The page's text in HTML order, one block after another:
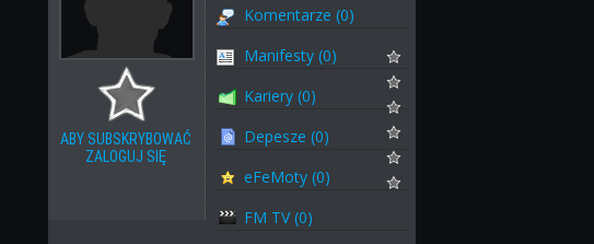
ABY SUBSKRYBOWAĆ
ZALOGUJ SIĘ
Komentarze (0)
Manifesty (0)
Kariery (0)
Depesze (0)
eFeMoty (0)
FM TV (0)